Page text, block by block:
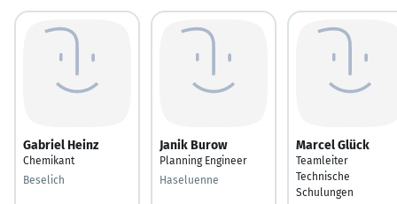
Gabriel Heinz
Chemikant
Beselich
Janik Burow
Planning Engineer
Haseluenne
Marcel Glück
Teamleiter
Technische
Schulungen